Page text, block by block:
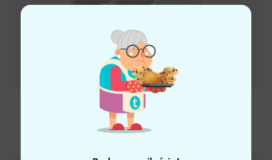
Mooer SD30i Intelligent Amp